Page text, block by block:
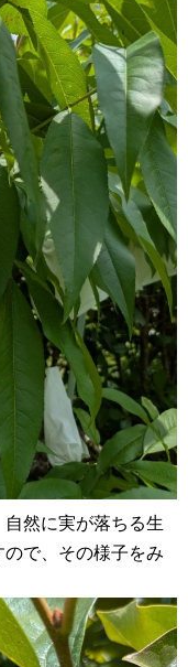
然に実が落ちる生
で、その様子をみ